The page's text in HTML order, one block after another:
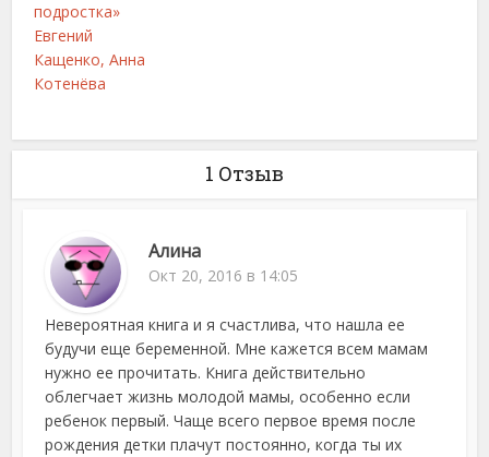
подростка»
Евгений
Кащенко, Анна
Котенёва
1 Отзыв
Алина
Окт 20, 2016 в 14:05
Невероятная книга и я счастлива, что нашла ее
будучи еще беременной. Мне кажется всем мамам
нужно ее прочитать. Книга действительно
облегчает жизнь молодой мамы, особенно если
ребенок первый. Чаще всего первое время после
рождения детки плачут постоянно, когда ты их